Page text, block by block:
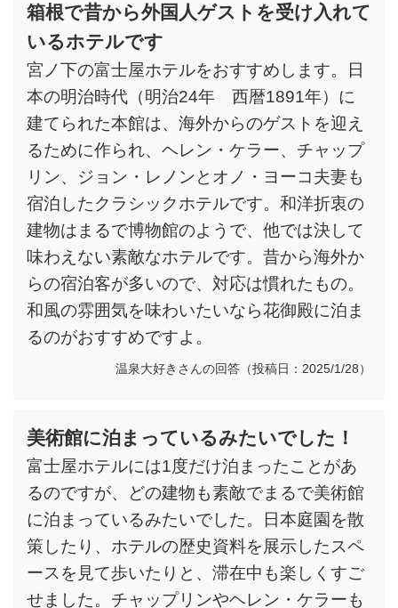
箱根で昔から外国人ゲストを受け入れて
いるホテルです
宮ノ下の富士屋ホテルをおすすめします。日
本の明治時代（明治24年 西暦1891年）に
建てられた本館は、海外からのゲストを迎え
るために作られ、ヘレン・ケラー、チャップ
リン、ジョン・レノンとオノ・ヨーコ夫妻も
宿泊したクラシックホテルです。和洋折衷の
建物はまるで博物館のようで、他では決して
味わえない素敵なホテルです。昔から海外か
らの宿泊客が多いので、対応は慣れたもの。
和風の雰囲気を味わいたいなら花御殿に泊ま
るのがおすすめですよ。
温泉大好きさんの回答（投稿日：2025/1/28）
美術館に泊まっているみたいでした！
富士屋ホテルには1度だけ泊まったことがあ
るのですが、どの建物も素敵でまるで美術館
に泊まっているみたいでした。日本庭園を散
策したり、ホテルの歴史資料を展示したスペ
ースを見て歩いたりと、滞在中も楽しくすご
せました。チャップリンやヘレン・ケラーも